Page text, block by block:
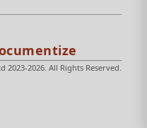
2023-2026. All Rights Reserved.